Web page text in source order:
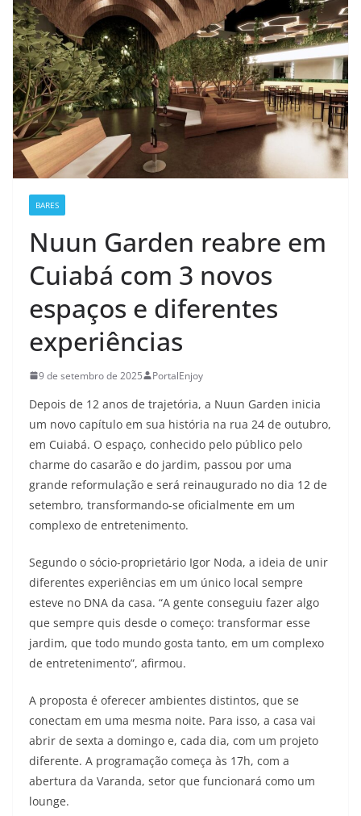
BARES
Nuun Garden reabre em
Cuiabá com 3 novos
espaços e diferentes
experiências
9 de setembro de 2025 PortalEnjoy
Depois de 12 anos de trajetória, a Nuun Garden inicia
um novo capítulo em sua história na rua 24 de outubro,
em Cuiabá. O espaço, conhecido pelo público pelo
charme do casarão e do jardim, passou por uma
grande reformulação e será reinaugurado no dia 12 de
setembro, transformando-se oficialmente em um
complexo de entretenimento.
Segundo o sócio-proprietário Igor Noda, a ideia de unir
diferentes experiências em um único local sempre
esteve no DNA da casa. “A gente conseguiu fazer algo
que sempre quis desde o começo: transformar esse
jardim, que todo mundo gosta tanto, em um complexo
de entretenimento”, afirmou.
A proposta é oferecer ambientes distintos, que se
conectam em uma mesma noite. Para isso, a casa vai
abrir de sexta a domingo e, cada dia, com um projeto
diferente. A programação começa às 17h, com a
abertura da Varanda, setor que funcionará como um
lounge.